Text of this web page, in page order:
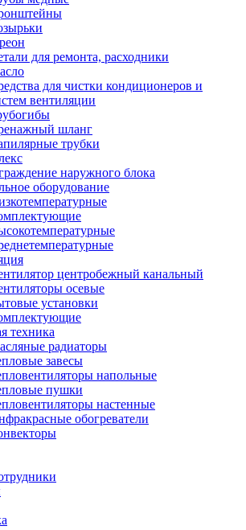
для ремонта, расходники
для чистки кондиционеров и
вентиляции
шланг
трубки
наружного блока
оборудование
центробежный канальный
осевые
установки
техника
радиаторы
завесы
напольные
пушки
настенные
обогреватели